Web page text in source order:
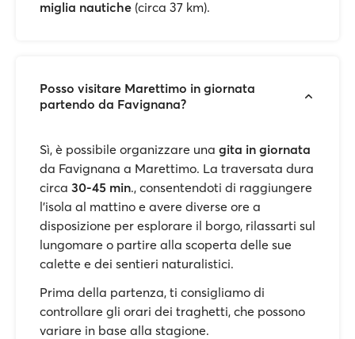
miglia nautiche (circa 37 km).
Posso visitare Marettimo in giornata
partendo da Favignana?
Sì, è possibile organizzare una gita in giornata
da Favignana a Marettimo. La traversata dura
circa 30-45 min., consentendoti di raggiungere
l'isola al mattino e avere diverse ore a
disposizione per esplorare il borgo, rilassarti sul
lungomare o partire alla scoperta delle sue
calette e dei sentieri naturalistici.
Prima della partenza, ti consigliamo di
controllare gli orari dei traghetti, che possono
variare in base alla stagione.